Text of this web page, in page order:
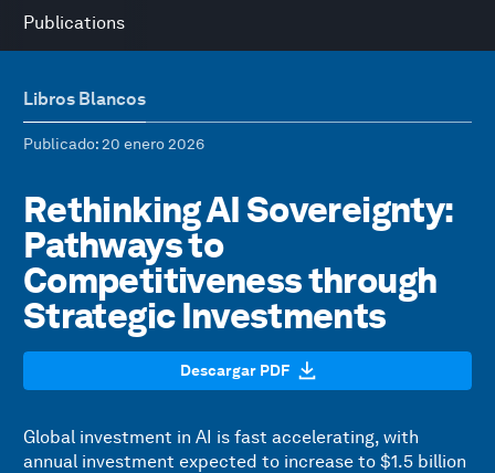
Publications
Libros Blancos
Publicado: 20 enero 2026
Rethinking AI Sovereignty:
Pathways to
Competitiveness through
Strategic Investments
Descargar PDF
Global investment in AI is fast accelerating, with
annual investment expected to increase to $1.5 billion